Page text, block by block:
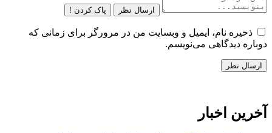
ارسال نظر پاک کردن !
ذخیره نام، ایمیل و وبسایت من در مرورگر برای زمانی که
دوباره دیدگاهی می‌نویسم.
آخرین اخبار